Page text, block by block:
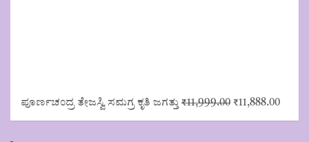
ಪೂರ್ಣಚಂದ್ರ ತೇಜಸ್ವಿ ಸಮಗ್ರ ಕೃತಿ ಜಗತ್ತು ₹11,999.00 Original
₹11,888.00